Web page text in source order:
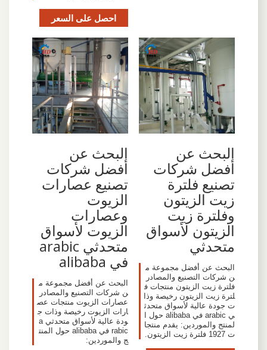
احصل على السعر
البحث عن
أفضل شركات
تصنيع فلترة
زيت الزيتون
وفلترة زيت
الزيتون لأسواق
متحدثي
البحث عن أفضل مجموعة م
ن شركات التصنيع والمصادر
فلترة زيت الزيتون منتجات ف
لترة زيت الزيتون رخيصة وذا
ت جودة عالية لأسواق متحدث
ي arabic في alibaba حول ا
لمنتج والموردين: يقدم منتجا
ت 1927 فلترة زيت الزيتون.
البحث عن
أفضل شركات
تصنيع عصارات
الزيوت
وعصارات
الزيوت لأسواق
متحدثي arabic
في alibaba
البحث عن أفضل مجموعة م
ن شركات التصنيع والمصادر
عصارات الزيوت منتجات عص
ارات الزيوت رخيصة وذات ج
ودة عالية لأسواق متحدثي a
rabic في alibaba حول المنت
ج والموردين: